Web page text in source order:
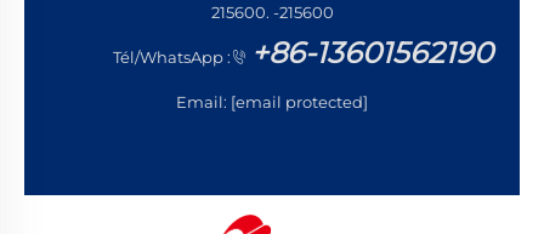
215600. -215600
Tél/WhatsApp : +86-13601562190
Email: [email protected]